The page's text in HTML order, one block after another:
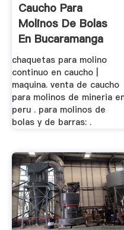
Caucho Para
Molinos De Bolas
En Bucaramanga
chaquetas para molino
continuo en caucho |
maquina. venta de caucho
para molinos de mineria
peru . para molinos de
bolas y de barras: .